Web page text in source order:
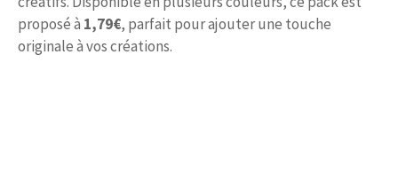
proposé à 1,79€, parfait pour ajouter une touche
originale à vos créations.